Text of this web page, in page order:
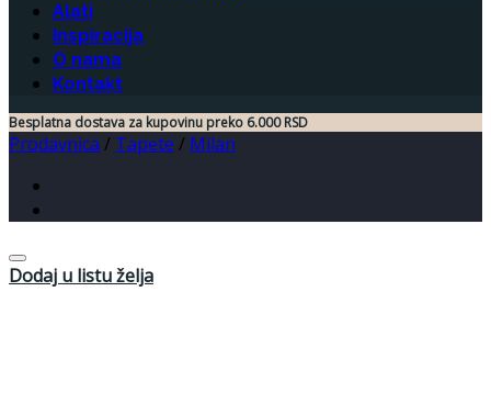
Alati
Inspiracija
O nama
Kontakt
Besplatna dostava za kupovinu preko 6.000 RSD
Prodavnica / Tapete / Milan
Dodaj u listu želja